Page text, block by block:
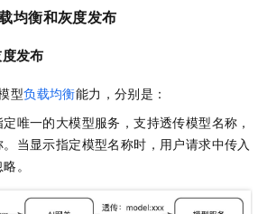
均衡和灰度发布
发布
型负载均衡能力，分别是：
唯一的大模型服务，支持透传模型名称，
当显示指定模型名称时，用户请求中传入
。